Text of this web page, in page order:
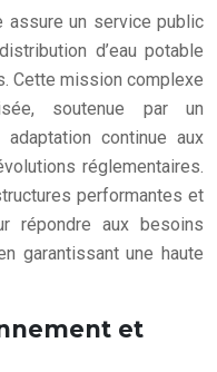
assure un service public
d’eau potable
Cette mission complexe
soutenue par un
continue aux
réglementaires.
performantes et
répondre aux besoins
garantissant une haute
et